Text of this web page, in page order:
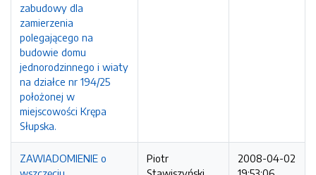
zabudowy dla
zamierzenia
polegającego na
budowie domu
jednorodzinnego i wiaty
na działce nr 194/25
położonej w
miejscowości Krępa
Słupska.
ZAWIADOMIENIE o
Piotr
2008-04-02